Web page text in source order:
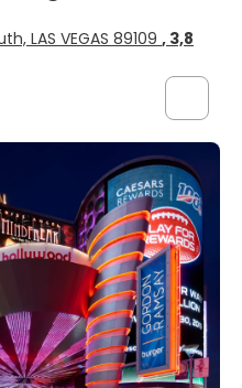
LAS VEGAS 89109 , 3,8